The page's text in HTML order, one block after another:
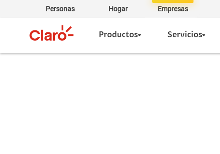
Personas Hogar Empresas
Productos Servicios